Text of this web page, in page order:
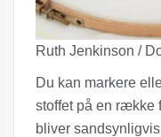
Ruth Jenkinson /
Du kan markere
stoffet på en række
bliver